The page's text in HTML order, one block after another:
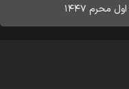
۱۴۴۷